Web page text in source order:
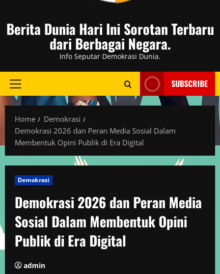
Berita Dunia Hari Ini Sorotan Terbaru
dari Berbagai Negara.
Info Seputar Demokrasi Dunia.
Primary
Menu
SUBSCRIBE
Home
Demokrasi
Demokrasi 2026 dan Peran Media Sosial Dalam
Membentuk Opini Publik di Era Digital
Demokrasi
Demokrasi 2026 dan Peran Media
Sosial Dalam Membentuk Opini
Publik di Era Digital
admin